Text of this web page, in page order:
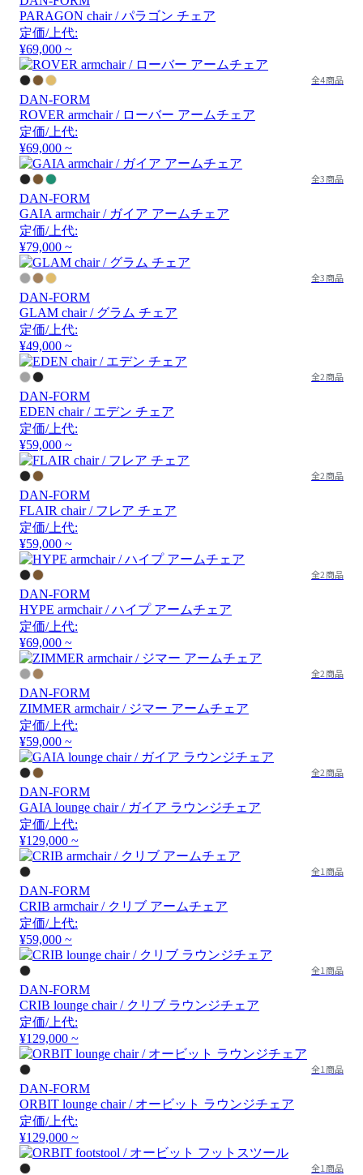
PARAGON chair / パラゴン チェア
定価/上代:
¥69,000 ~
全4商品
DAN-FORM
ROVER armchair / ローバー アームチェア
定価/上代:
¥69,000 ~
全3商品
DAN-FORM
GAIA armchair / ガイア アームチェア
定価/上代:
¥79,000 ~
全3商品
DAN-FORM
GLAM chair / グラム チェア
定価/上代:
¥49,000 ~
全2商品
DAN-FORM
EDEN chair / エデン チェア
定価/上代:
¥59,000 ~
全2商品
DAN-FORM
FLAIR chair / フレア チェア
定価/上代:
¥59,000 ~
全2商品
DAN-FORM
HYPE armchair / ハイプ アームチェア
定価/上代:
¥69,000 ~
全2商品
DAN-FORM
ZIMMER armchair / ジマー アームチェア
定価/上代:
¥59,000 ~
全2商品
DAN-FORM
GAIA lounge chair / ガイア ラウンジチェア
定価/上代:
¥129,000 ~
全1商品
DAN-FORM
CRIB armchair / クリブ アームチェア
定価/上代:
¥59,000 ~
全1商品
DAN-FORM
CRIB lounge chair / クリブ ラウンジチェア
定価/上代:
¥129,000 ~
全1商品
DAN-FORM
ORBIT lounge chair / オービット ラウンジチェア
定価/上代:
¥129,000 ~
全1商品